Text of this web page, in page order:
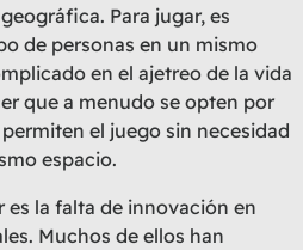
Para jugar, es
de personas en un mismo
en el ajetreo de la vida
que a menudo se opten por
el juego sin necesidad
espacio.
la falta de innovación en
Muchos de ellos han